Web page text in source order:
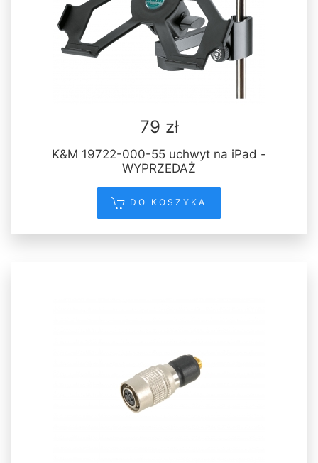
79 zł
K&M 19722-000-55 uchwyt na iPad -
WYPRZEDAŻ
DO KOSZYKA